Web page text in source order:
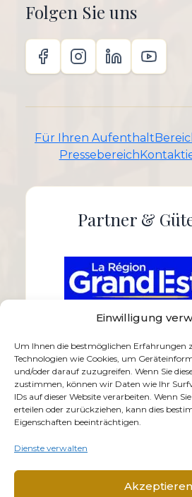
Einwilligung
Um Ihnen die bestmöglichen Erfahrungen
Technologien wie Cookies, um
und/oder darauf zuzugreifen. Wenn Sie
zustimmen, können wir Daten wie Ihr
IDs auf dieser Website verarbeiten. Wenn
erteilen oder zurückziehen, kann dies
Eigenschaften beeinträchtigen.
Dienste verwalten
Akzeptieren
Folgen Sie uns
Für Ihren Aufenthalt
Pressebereich
Partner &